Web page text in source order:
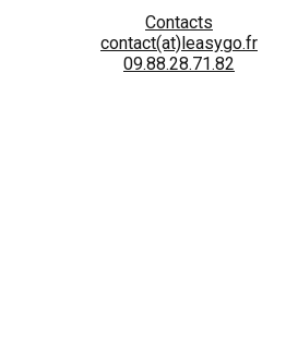
Contacts
contact(at)leasygo.fr
09.88.28.71.82